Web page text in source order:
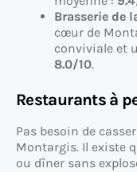
Brasserie de
cœur de
conviviale et
8.0/10.
Restaurants à
Pas besoin de
Montargis. Il existe
ou dîner sans